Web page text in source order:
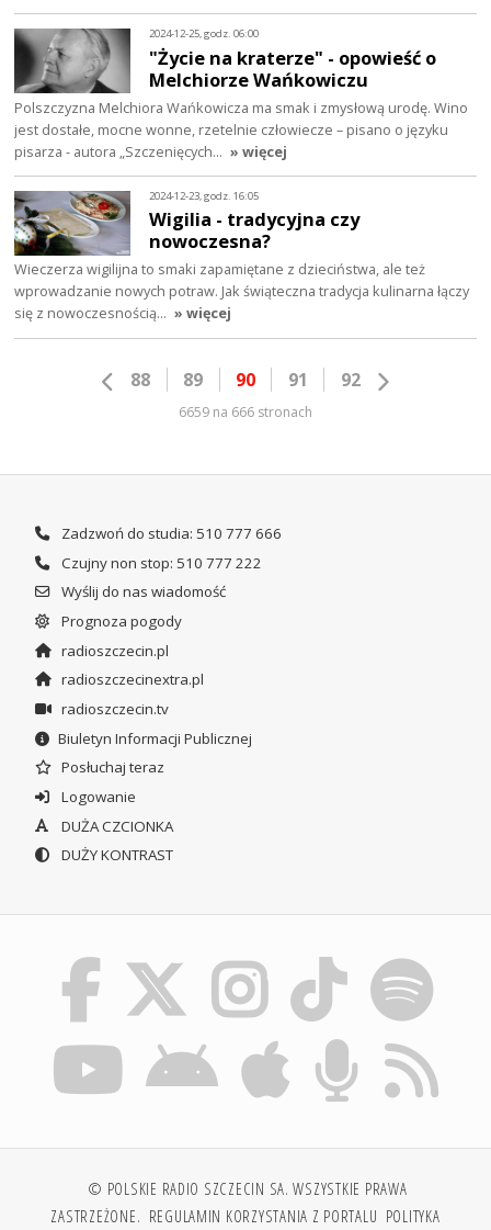
2024-12-25, godz. 06:00
"Życie na kraterze" - opowieść o
Melchiorze Wańkowiczu
Polszczyzna Melchiora Wańkowicza ma smak i zmysłową urodę. Wino
jest dostałe, mocne wonne, rzetelnie człowiecze – pisano o języku
pisarza - autora „Szczenięcych… » więcej
2024-12-23, godz. 16:05
Wigilia - tradycyjna czy
nowoczesna?
Wieczerza wigilijna to smaki zapamiętane z dzieciństwa, ale też
wprowadzanie nowych potraw. Jak świąteczna tradycja kulinarna łączy
się z nowoczesnością… » więcej
88 89 90 91 92
6659 na 666 stronach
Zadzwoń do studia: 510 777 666
Czujny non stop: 510 777 222
Wyślij do nas wiadomość
Prognoza pogody
radioszczecin.pl
radioszczecinextra.pl
radioszczecin.tv
Biuletyn Informacji Publicznej
Posłuchaj teraz
Logowanie
DUŻA CZCIONKA
DUŻY KONTRAST
© POLSKIE RADIO SZCZECIN SA. WSZYSTKIE PRAWA
ZASTRZEŻONE. REGULAMIN KORZYSTANIA Z PORTALU POLITYKA